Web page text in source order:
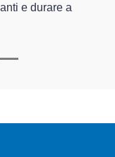
e durare a